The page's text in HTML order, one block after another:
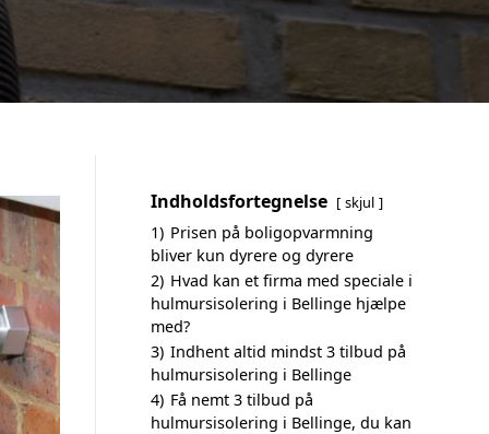
Indholdsfortegnelse skjul
1) Prisen på boligopvarmning
bliver kun dyrere og dyrere
2) Hvad kan et firma med speciale i
hulmursisolering i Bellinge hjælpe
med?
3) Indhent altid mindst 3 tilbud på
hulmursisolering i Bellinge
4) Få nemt 3 tilbud på
hulmursisolering i Bellinge, du kan